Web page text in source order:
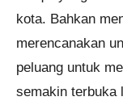
kota. Bahkan
merencanakan
peluang untuk
semakin terbuka